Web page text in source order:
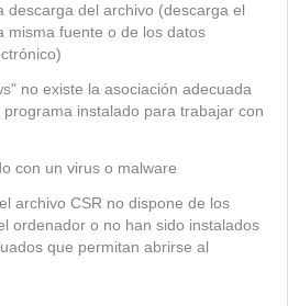
descarga del archivo (descarga el
misma fuente o de los datos
no existe la asociación adecuada
instalado para trabajar con
con un virus o malware
archivo CSR no dispone de los
ordenador o no han sido instalados
que permitan abrirse al